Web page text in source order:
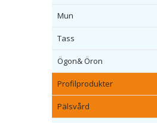
Mun
Tass
Ögon& Öron
Profilprodukter
Pälsvård